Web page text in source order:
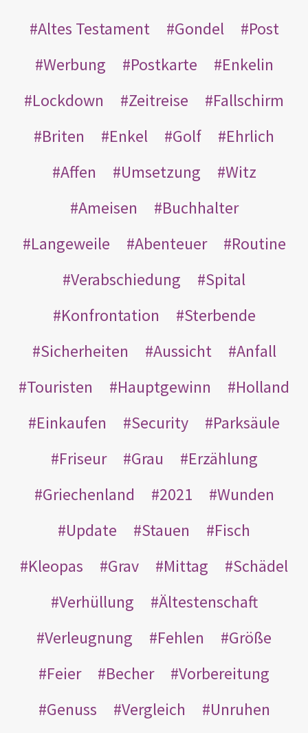
Altes Testament
Gondel
Post
Werbung
Postkarte
Enkelin
Lockdown
Zeitreise
Fallschirm
Briten
Enkel Golf
Ehrlich
Affen
Umsetzung
Witz
Ameisen
Buchhalter
Langeweile
Abenteuer
Routine
Verabschiedung
Spital
Konfrontation
Sterbende
Sicherheiten
Aussicht
Anfall
Touristen
Hauptgewinn
Holland
Einkaufen
Security
Parksäule
Friseur
Grau
Erzählung
Griechenland
2021
Wunden
Update
Stauen
Fisch
Kleopas
Grav Mittag
Schädel
Verhüllung
Ältestenschaft
Verleugnung
Fehlen
Größe
Feier
Becher
Vorbereitung
Genuss
Vergleich
Unruhen